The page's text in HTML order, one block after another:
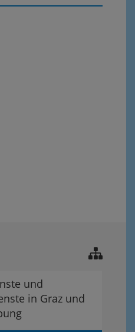
und
in Graz und